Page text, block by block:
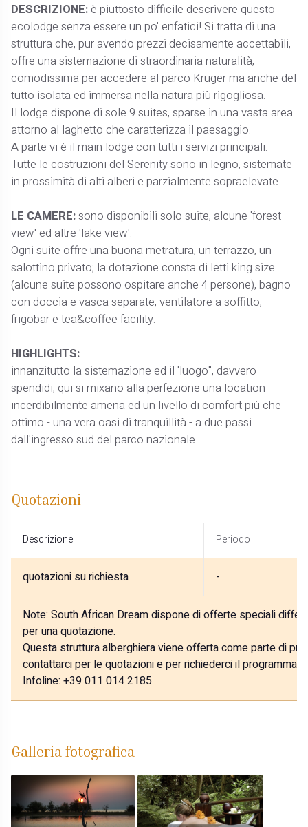
DESCRIZIONE:è piuttosto difficile descrivere questo
ecolodge senza essere un po' enfatici! Si tratta di una
struttura che, pur avendo prezzi decisamente accettabili,
offre una sistemazione di straordinaria naturalità,
comodissima per accedere al parco Kruger ma anche del
tutto isolata ed immersa nella natura più rigogliosa.
Il lodge dispone di sole 9 suites, sparse in una vasta area
attorno al laghetto che caratterizza il paesaggio.
A parte vi è il main lodge con tutti i servizi principali.
Tutte le costruzioni del Serenity sono in legno, sistemate
in prossimità di alti alberi e parzialmente sopraelevate.
LE CAMERE:sono disponibili solo suite, alcune 'forest
view' ed altre 'lake view'.
Ogni suite offre una buona metratura, un terrazzo, un
salottino privato; la dotazione consta di letti king size
(alcune suite possono ospitare anche 4 persone), bagno
con doccia e vasca separate, ventilatore a soffitto,
frigobar e tea&coffee facility.
HIGHLIGHTS:
innanzitutto la sistemazione ed il 'luogo", davvero
spendidi; qui si mixano alla perfezione una location
incerdibilmente amena ed un livello di comfort più che
ottimo - una vera oasi di tranquillità - a due passi
dall'ingresso sud del parco nazionale.
Quotazioni
Descrizione Periodo
quotazioni su richiesta -
Note: South African Dream dispone di offerte speciali
per una quotazione.
Questa struttura alberghiera viene offerta come parte di
contattarci per le quotazioni e per richiederci il programma
Infoline: +39 011 014 2185
Galleria fotografica